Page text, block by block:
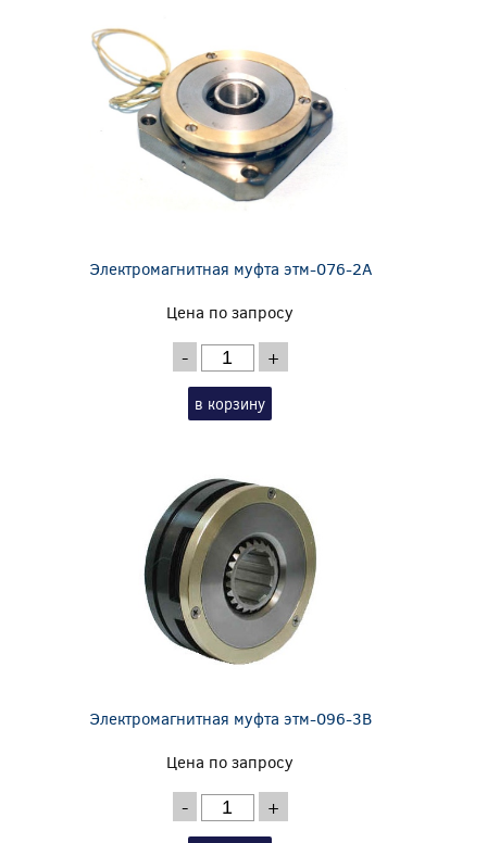
Электромагнитная муфта этм-076-2А
Цена по запросу
- +
в корзину
Электромагнитная муфта этм-096-3В
Цена по запросу
- +